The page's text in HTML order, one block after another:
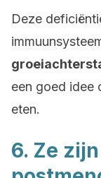
Deze
een goed idee
eten.
6. Ze